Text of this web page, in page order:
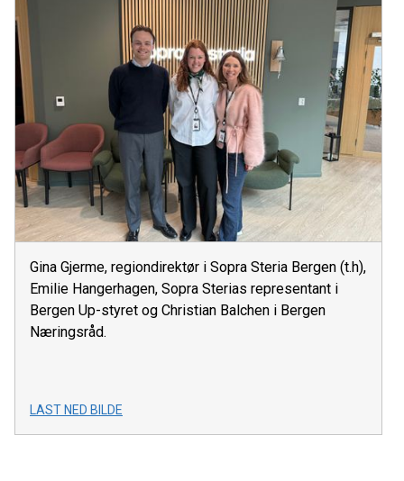
Gina Gjerme, regiondirektør i Sopra Steria Bergen (t.h),
Emilie Hangerhagen, Sopra Sterias representant i
Bergen Up-styret og Christian Balchen i Bergen
Næringsråd.
LAST NED BILDE